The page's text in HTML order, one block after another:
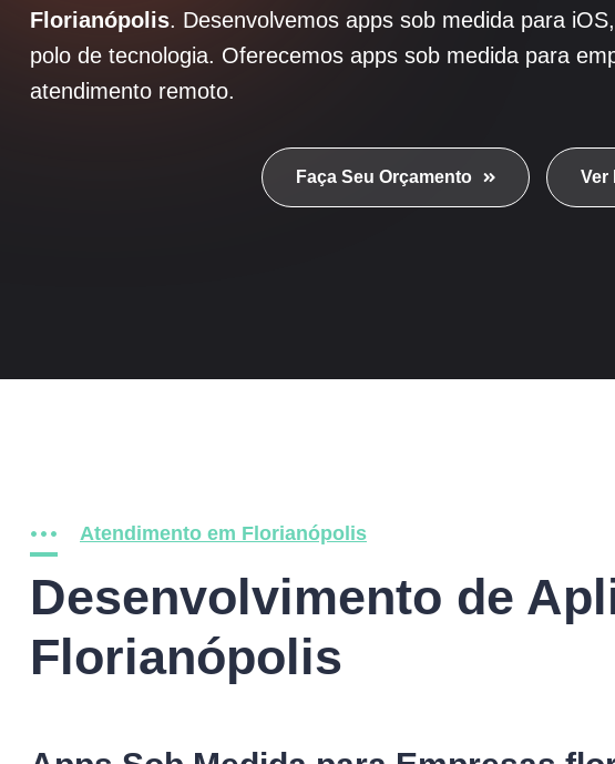
Florianópolis. Desenvolvemos apps sob medida para
polo de tecnologia. Oferecemos apps sob medida para
atendimento remoto.
Faça Seu Orçamento Ver
Atendimento em Florianópolis
Desenvolvimento de
Florianópolis